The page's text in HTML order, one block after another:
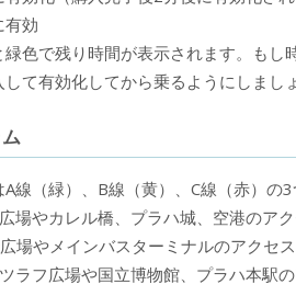
有効
色で残り時間が表示されます。も
て有効化してから乗るようにしましょ
線（緑）、B線（黄）、C線（赤）の3
場やカレル橋、プラハ城、空港のア
場やメインバスターミナルのアクセ
ラフ広場や国立博物館、プラハ本駅